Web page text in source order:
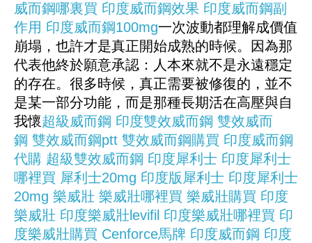
威而鋼哪裏買 印度威而鋼效果 印度威而鋼副
作用 印度威而鋼100mg一次波動都理解成價值
崩塌，也許才是真正開始成熟的時候。因為那
代表他終於願意承認：人本來就不是永遠穩定
的存在。很多時候，真正需要被修復的，並不
是某一部分功能，而是那種長期活在高壓與自
我懷超級威而鋼 印度雙效威而鋼 雙效威而
鋼 雙效威而鋼ptt 雙效威而鋼購買 印度威而鋼
代購 超級雙效威而鋼 印度犀利士 印度犀利士
哪裡買 犀利士20mg 印度版犀利士 印度犀利士
20mg 樂威壯 樂威壯哪裡買 樂威壯購買 印度
樂威壯 印度樂威壯levifil 印度樂威壯哪裡買 印
度樂威壯購買 Cenforce馬牌 印度威而鋼 印度